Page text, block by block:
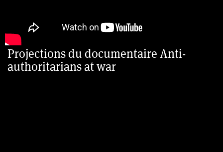
Projections du documentaire Anti-
authoritarians at war